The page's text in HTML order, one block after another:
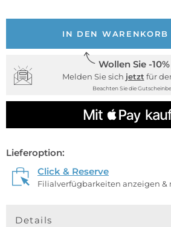
IN DEN WARENKORB
Wollen Sie -
Melden Sie sich jetzt für
Beachten Sie die
Lieferoption:
Click & Reserve
Filialverfügbarkeiten anzeigen &
Details